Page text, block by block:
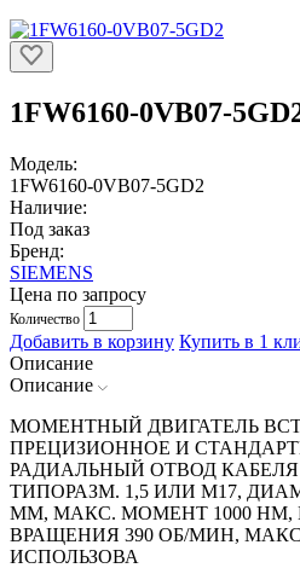
1FW6160-0VB07-
Модель:
1FW6160-0VB07-5GD2
Наличие:
Под заказ
Бренд:
SIEMENS
Цена по запросу
Количество
Добавить в корзину Купить в 1
Описание
Описание
МОМЕНТНЫЙ ДВИГАТЕЛЬ
ПРЕЦИЗИОННОЕ И
РАДИАЛЬНЫЙ ОТВОД
ТИПОРАЗМ. 1,5 ИЛИ М17,
ММ, МАКС. МОМЕНТ 1000
ВРАЩЕНИЯ 390 ОБ/MИН,
ИСПОЛЬЗОВА